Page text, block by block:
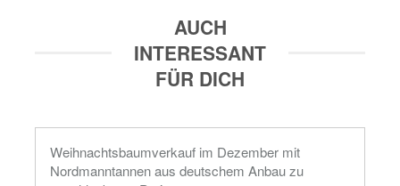
AUCH
INTERESSANT
FÜR DICH
Weihnachtsbaumverkauf im Dezember mit
Nordmanntannen aus deutschem Anbau zu